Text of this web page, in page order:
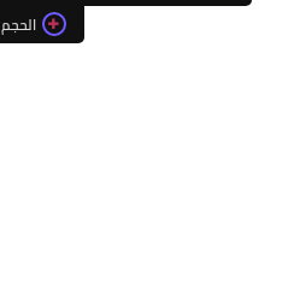
الحجم